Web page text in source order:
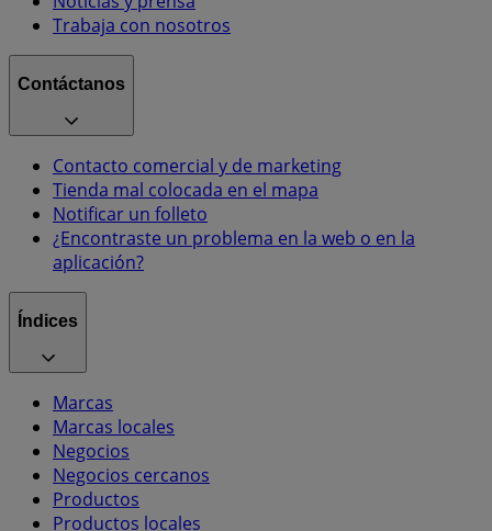
Trabaja con nosotros
Contáctanos
Contacto comercial y de marketing
Tienda mal colocada en el mapa
Notificar un folleto
¿Encontraste un problema en la web o en la
aplicación?
Índices
Marcas
Marcas locales
Negocios
Negocios cercanos
Productos
Productos locales